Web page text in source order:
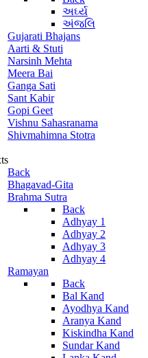
અર્ઘ્ય
અંજલિ
Gujarati Bhajans
Aarti & Stuti
Narsinh Mehta
Meera Bai
Ganga Sati
Sant Kabir
Gopi Geet
Vishnu Sahasranama
Shivmahimna Stotra
Back
Bhagavad-Gita
Brahma Sutra
Back
Adhyay 1
Adhyay 2
Adhyay 3
Adhyay 4
Ramayan
Back
Bal Kand
Ayodhya Kand
Aranya Kand
Kiskindha Kand
Sundar Kand